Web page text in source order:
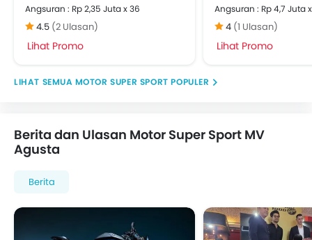
Angsuran : Rp 2,35 Juta x 36
4.5 (2 Ulasan)
Lihat Promo
Angsuran : Rp 4,7 Juta
4 (1 Ulasan)
Lihat Promo
MOTOR SUPER SPORT POPULER
Berita dan Ulasan Motor Super Sport MV
Agusta
Berita